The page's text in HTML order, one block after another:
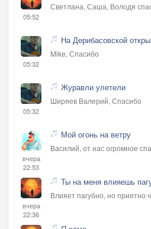
05:52
Светлана, Саша, Володя
05:32
На Дерибасовской
Mike, Спасибо
05:32
Журавли улетели
Ширяев Валерий, Спасибо
вчера
22:53
Мой огонь на ветру
Василий, от нас огромное
вчера
22:36
Ты на меня влияешь
Влияет пагубно, но приятно